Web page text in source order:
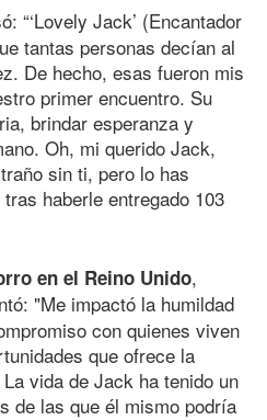
“‘Lovely Jack’ (Encantador
tantas personas decían al
De hecho, esas fueron mis
primer encuentro. Su
brindar esperanza y
Oh, mi querido Jack,
sin ti, pero lo has
haberle entregado 103
en el Reino Unido,
"Me impactó la humildad
con quienes viven
que ofrece la
vida de Jack ha tenido un
de las que él mismo podría